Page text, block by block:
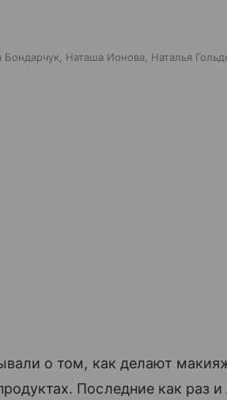
Бондарчук, Наташа Ионова, Наталья
о том, как делают
Последние как раз и